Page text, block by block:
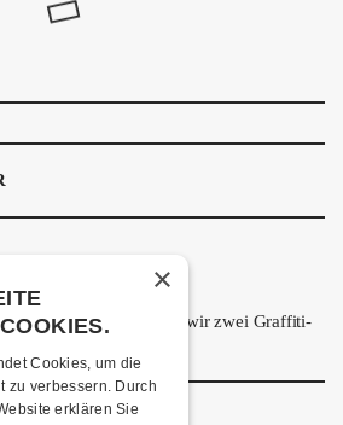
Im September führen wir zwei Graffiti-
Jugendliche durch.
×
Cookies, um die
zu verbessern. Durch
erklären Sie